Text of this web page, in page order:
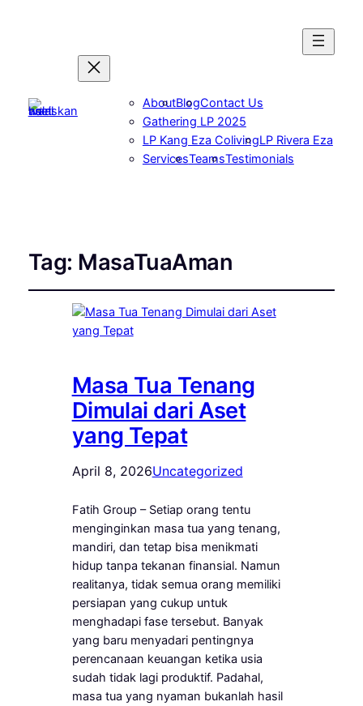
AboutBlogContact Us
Gathering LP 2025
LP Kang Eza ColivingLP Rivera Eza
ServicesTeamsTestimonials
Tag: MasaTuaAman
Masa Tua Tenang
Dimulai dari Aset
yang Tepat
April 8, 2026Uncategorized
Fatih Group – Setiap orang tentu
menginginkan masa tua yang tenang,
mandiri, dan tetap bisa menikmati
hidup tanpa tekanan finansial. Namun
realitanya, tidak semua orang memiliki
persiapan yang cukup untuk
menghadapi fase tersebut. Banyak
yang baru menyadari pentingnya
perencanaan keuangan ketika usia
sudah tidak lagi produktif. Padahal,
masa tua yang nyaman bukanlah hasil